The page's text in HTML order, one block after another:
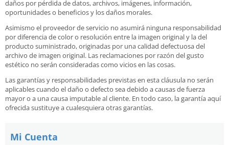
Mi Cuenta
daños por pérdida de datos, archivos, imágenes, información,
oportunidades o beneficios y los daños morales.
Asimismo el proveedor de servicio no asumirá ninguna responsabilidad
por diferencia de color o resolución entre la imagen original y la del
producto suministrado, originadas por una calidad defectuosa del
archivo de imagen original. Las reclamaciones por razón del gusto
estético no serán consideradas como vicios en las cosas.
Las garantías y responsabilidades previstas en esta cláusula no serán
aplicables cuando el daño o defecto sea debido a causas de fuerza
mayor o a una causa imputable al cliente. En todo caso, la garantía aquí
ofrecida sustituye a cualesquiera otras garantías.